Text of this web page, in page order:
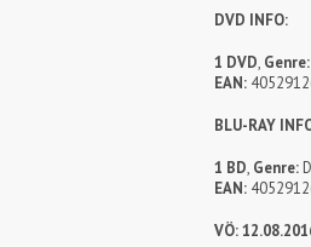
DVD INFO:
1 DVD, Genre:
EAN:
BLU-RAY
1 BD, Genre:
EAN:
VÖ: